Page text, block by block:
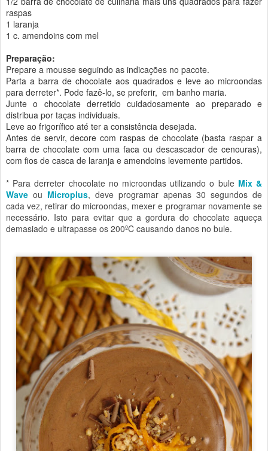
raspas
1 laranja
1 c. amendoins com mel
Preparação:
Prepare a mousse seguindo as indicações no pacote.
Parta a barra de chocolate aos quadrados e leve ao microondas
para derreter*. Pode fazê-lo, se preferir, em banho maria.
Junte o chocolate derretido cuidadosamente ao preparado e
distribua por taças individuais.
Leve ao frigorífico até ter a consistência desejada.
Antes de servir, decore com raspas de chocolate (basta raspar a
barra de chocolate com uma faca ou descascador de cenouras),
com fios de casca de laranja e amendoins levemente partidos.
* Para derreter chocolate no microondas utilizando o bule Mix &
Wave ou Microplus, deve programar apenas 30 segundos de
cada vez, retirar do microondas, mexer e programar novamente se
necessário. Isto para evitar que a gordura do chocolate aqueça
demasiado e ultrapasse os 200ºC causando danos no bule.